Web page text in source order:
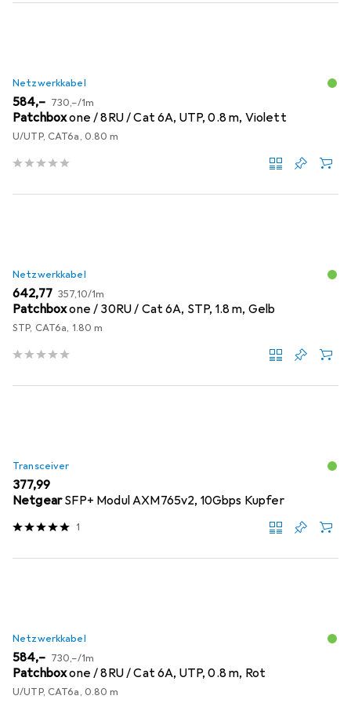
Netzwerkkabel
EUR
584,– EUR
730,–/1m
Patchboxone / 8RU / Cat 6A, UTP, 0.8 m, Violett
U/UTP, CAT6a, 0.80 m
Netzwerkkabel
EUR
642,77 EUR
357,10/1m
Patchboxone / 30RU / Cat 6A, STP, 1.8 m, Gelb
STP, CAT6a, 1.80 m
Transceiver
EUR
377,99
NetgearSFP+ Modul AXM765v2, 10Gbps Kupfer
1
Netzwerkkabel
EUR
584,– EUR
730,–/1m
Patchboxone / 8RU / Cat 6A, UTP, 0.8 m, Rot
U/UTP, CAT6a, 0.80 m